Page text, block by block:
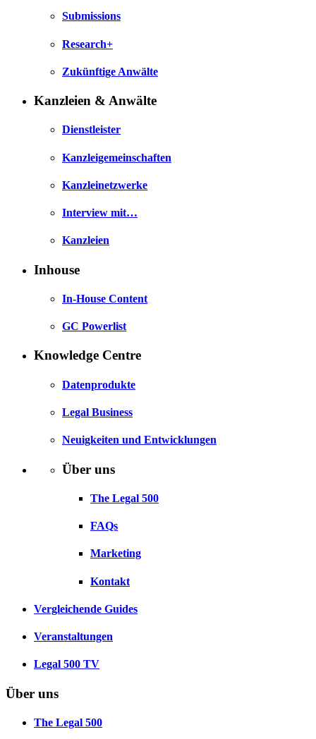
Submissions
Research+
Zukünftige Anwälte
Kanzleien & Anwälte
Dienstleister
Kanzleigemeinschaften
Kanzleinetzwerke
Interview mit…
Kanzleien
Inhouse
In-House Content
GC Powerlist
Knowledge Centre
Datenprodukte
Legal Business
Neuigkeiten und Entwicklungen
Über uns
The Legal 500
FAQs
Marketing
Kontakt
Vergleichende Guides
Veranstaltungen
Legal 500 TV
Über uns
The Legal 500